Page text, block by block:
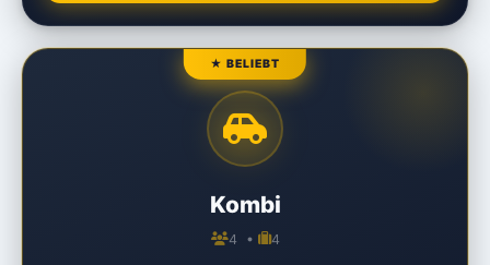
★ BELIEBT
Kombi
4 • 4